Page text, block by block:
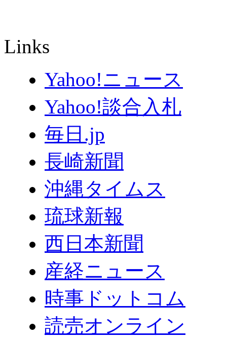
Links
Yahoo!ニュース
Yahoo!談合入札
毎日.jp
長崎新聞
沖縄タイムス
琉球新報
西日本新聞
産経ニュース
時事ドットコム
読売オンライン